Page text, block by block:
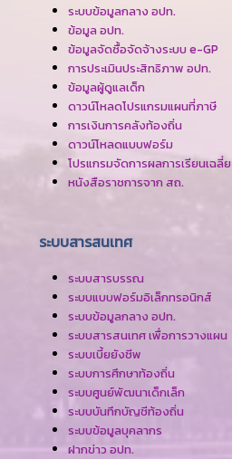
ระบบข้อมูลกลาง อปท.
ข้อมูล อปท.
ข้อมูลจัดซื้อจัดจ้างระบบ e-GP
การประเมินประสิทธิภาพ อปท.
ข้อมูลผู้ดูแลเด็ก
ดาวน์โหลดโปรแกรมแผนที่ภาษี
การเงินการคลังท้องถิ่น
ดาวน์โหลดแบบฟอร์ม
โปรแกรมจัดการผลการเรียนเฉลี่ย
หนังสือราชการจาก สถ.
ระบบสารสนเทศ
ระบบสารบรรณ
ระบบแบบฟอร์มอิเล็กทรอนิกส์
ระบบข้อมูลกลาง อปท.
ระบบสารสนเทศ เพื่อการวางแผน
ระบบเบี้ยยังชีพ
ระบบการศึกษาท้องถิ่น
ระบบศูนย์พัฒนาเด็กเล็ก
ระบบบันทึกบัญชีท้องถิ่น
ระบบข้อมูลบุคลากร
ฝากข่าว อปท.